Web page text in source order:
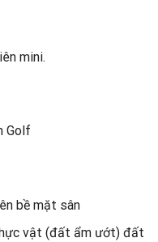
mini.
Golf
bề mặt sân
vật (đất ẩm ướt) đất